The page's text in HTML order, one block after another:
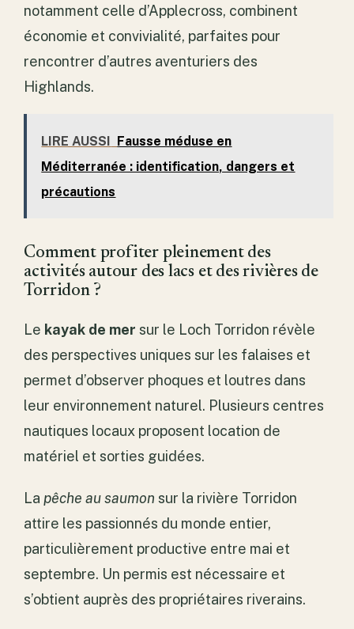
notamment celle d’Applecross, combinent
économie et convivialité, parfaites pour
rencontrer d’autres aventuriers des
Highlands.
LIRE AUSSI Fausse méduse en
Méditerranée : identification, dangers et
précautions
Comment profiter pleinement des
activités autour des lacs et des rivières de
Torridon ?
Le kayak de mer sur le Loch Torridon révèle
des perspectives uniques sur les falaises et
permet d’observer phoques et loutres dans
leur environnement naturel. Plusieurs centres
nautiques locaux proposent location de
matériel et sorties guidées.
La pêche au saumon sur la rivière Torridon
attire les passionnés du monde entier,
particulièrement productive entre mai et
septembre. Un permis est nécessaire et
s’obtient auprès des propriétaires riverains.